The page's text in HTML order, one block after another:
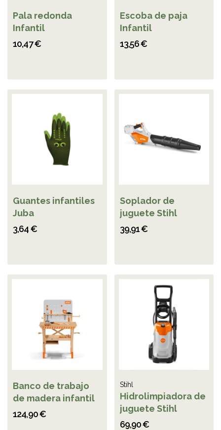
Pala redonda
Infantil
10,47 €
Escoba de paja
Infantil
13,56 €
Guantes infantiles
Juba
3,64 €
Soplador de
juguete Stihl
39,91 €
Banco de trabajo
de madera infantil
124,90 €
Stihl
Hidrolimpiadora de
juguete Stihl
69,90 €